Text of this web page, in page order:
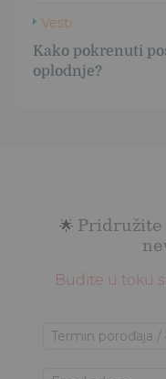
Vesti
Kako pokrenuti
oplodnje?
🌟 Pridružite
Budite u toku